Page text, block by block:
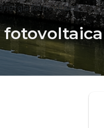
fotovoltaica
fotovoltaica